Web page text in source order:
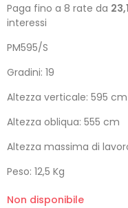
Paga fino a 8 rate da
interessi
PM595/S
Gradini: 19
Altezza verticale: 595 cm
Altezza obliqua: 555 cm
Altezza massima di
Peso: 12,5 Kg
Non disponibile